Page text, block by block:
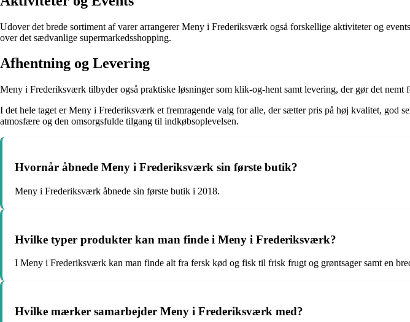
Udover det brede sortiment af varer arrangerer Meny i Frederiksværk også forskellige aktiviteter og
over det sædvanlige supermarkedsshopping.
Afhentning og Levering
Meny i Frederiksværk tilbyder også praktiske løsninger som klik-og-hent samt levering, der gør det nemt
I det hele taget er Meny i Frederiksværk et fremragende valg for alle, der sætter pris på høj kvalitet, god
atmosfære og den omsorgsfulde tilgang til indkøbsoplevelsen.
Hvornår åbnede Meny i Frederiksværk sin første butik?
Meny i Frederiksværk åbnede sin første butik i 2018.
Hvilke typer produkter kan man finde i Meny i Frederiksværk?
I Meny i Frederiksværk kan man finde alt fra fersk kød og fisk til frisk frugt og grøntsager samt en
Hvilke mærker samarbejder Meny i Frederiksværk med?